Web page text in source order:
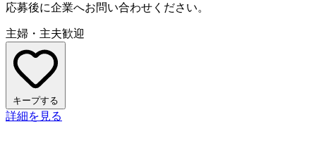
応募後に企業へお問い合わせください。
主婦・主夫歓迎
キープする
詳細を見る